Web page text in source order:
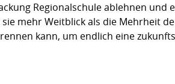
Regionalschule ablehnen und
mehr Weitblick als die Mehrheit
kann, um endlich eine